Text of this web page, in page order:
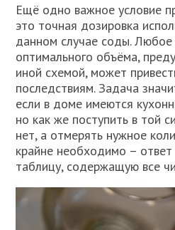
Ещё одно важное условие
это точная дозировка
данном случае соды. Любое
оптимального объёма,
иной схемой, может
последствиям. Задача
если в доме имеются
но как же поступить в той
нет, а отмерять нужное
крайне необходимо – ответ
таблицу, содержащую все